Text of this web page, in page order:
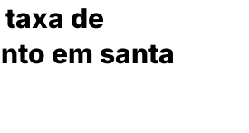
de
em santa